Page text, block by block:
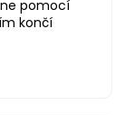
pomocí
končí